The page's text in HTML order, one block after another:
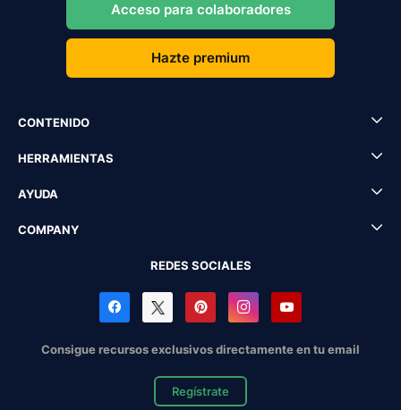
Acceso para colaboradores
Hazte premium
CONTENIDO
HERRAMIENTAS
AYUDA
COMPANY
REDES SOCIALES
Consigue recursos exclusivos directamente en tu email
Regístrate